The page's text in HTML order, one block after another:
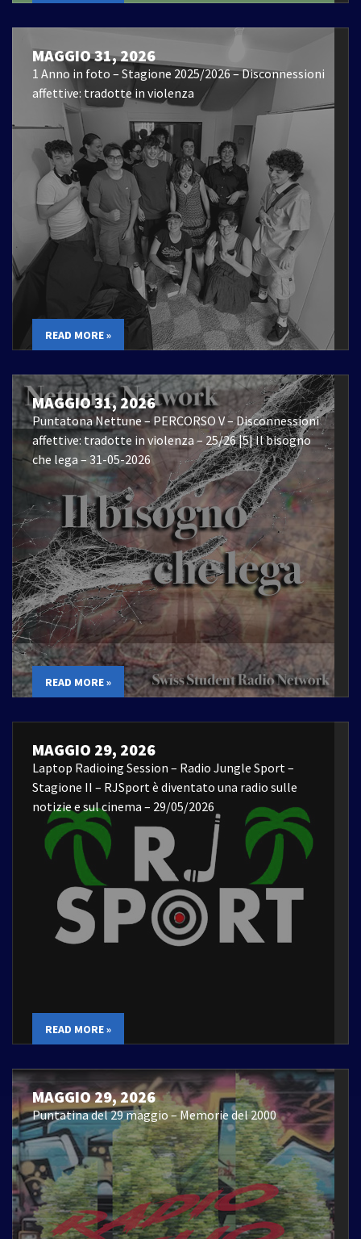
MAGGIO 31, 2026
1 Anno in foto – Stagione 2025/2026 – Disconnessioni
affettive: tradotte in violenza
READ MORE »
MAGGIO 31, 2026
Puntatona Nettune – PERCORSO V – Disconnessioni
affettive: tradotte in violenza – 25/26 |5| Il bisogno
che lega – 31-05-2026
READ MORE »
MAGGIO 29, 2026
Laptop Radioing Session – Radio Jungle Sport –
Stagione II – RJSport è diventato una radio sulle
notizie e sul cinema – 29/05/2026
READ MORE »
MAGGIO 29, 2026
Puntatina del 29 maggio – Memorie del 2000